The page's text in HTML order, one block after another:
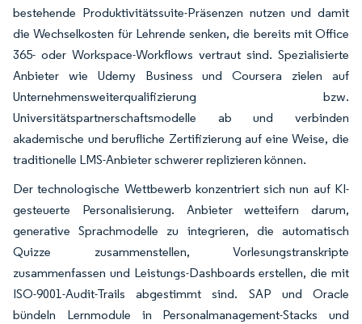
bestehende Produktivitätssuite-Präsenzen nutzen und damit
die Wechselkosten für Lehrende senken, die bereits mit Office
365- oder Workspace-Workflows vertraut sind. Spezialisierte
Anbieter wie Udemy Business und Coursera zielen auf
Unternehmensweiterqualifizierung bzw.
Universitätspartnerschaftsmodelle ab und verbinden
akademische und berufliche Zertifizierung auf eine Weise, die
traditionelle LMS-Anbieter schwerer replizieren können.
Der technologische Wettbewerb konzentriert sich nun auf KI-
gesteuerte Personalisierung. Anbieter wetteifern darum,
generative Sprachmodelle zu integrieren, die automatisch
Quizze zusammenstellen, Vorlesungstranskripte
zusammenfassen und Leistungs-Dashboards erstellen, die mit
ISO-9001-Audit-Trails abgestimmt sind. SAP und Oracle
bündeln Lernmodule in Personalmanagement-Stacks und